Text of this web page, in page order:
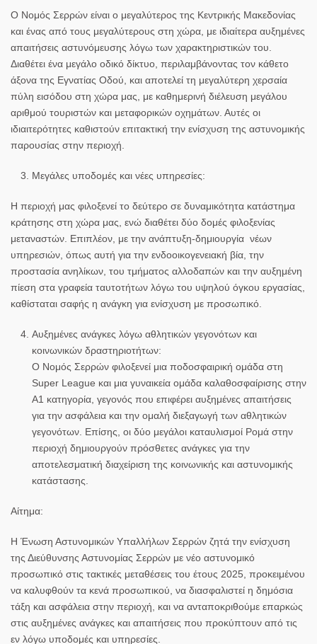
Ο Νομός Σερρών είναι ο μεγαλύτερος της Κεντρικής Μακεδονίας
και ένας από τους μεγαλύτερους στη χώρα, με ιδιαίτερα αυξημένες
απαιτήσεις αστυνόμευσης λόγω των χαρακτηριστικών του.
Διαθέτει ένα μεγάλο οδικό δίκτυο, περιλαμβάνοντας τον κάθετο
άξονα της Εγνατίας Οδού, και αποτελεί τη μεγαλύτερη χερσαία
πύλη εισόδου στη χώρα μας, με καθημερινή διέλευση μεγάλου
αριθμού τουριστών και μεταφορικών οχημάτων. Αυτές οι
ιδιαιτερότητες καθιστούν επιτακτική την ενίσχυση της αστυνομικής
παρουσίας στην περιοχή.
Μεγάλες υποδομές και νέες υπηρεσίες:
Η περιοχή μας φιλοξενεί το δεύτερο σε δυναμικότητα κατάστημα
κράτησης στη χώρα μας, ενώ διαθέτει δύο δομές φιλοξενίας
μεταναστών. Επιπλέον, με την ανάπτυξη-δημιουργία νέων
υπηρεσιών, όπως αυτή για την ενδοοικογενειακή βία, την
προστασία ανηλίκων, του τμήματος αλλοδαπών και την αυξημένη
πίεση στα γραφεία ταυτοτήτων λόγω του υψηλού όγκου εργασίας,
καθίσταται σαφής η ανάγκη για ενίσχυση με προσωπικό.
Αυξημένες ανάγκες λόγω αθλητικών γεγονότων και
κοινωνικών δραστηριοτήτων:
Ο Νομός Σερρών φιλοξενεί μια ποδοσφαιρική ομάδα στη
Super League και μια γυναικεία ομάδα καλαθοσφαίρισης στην
Α1 κατηγορία, γεγονός που επιφέρει αυξημένες απαιτήσεις
για την ασφάλεια και την ομαλή διεξαγωγή των αθλητικών
γεγονότων. Επίσης, οι δύο μεγάλοι καταυλισμοί Ρομά στην
περιοχή δημιουργούν πρόσθετες ανάγκες για την
αποτελεσματική διαχείριση της κοινωνικής και αστυνομικής
κατάστασης.
Αίτημα:
Η Ένωση Αστυνομικών Υπαλλήλων Σερρών ζητά την ενίσχυση
της Διεύθυνσης Αστυνομίας Σερρών με νέο αστυνομικό
προσωπικό στις τακτικές μεταθέσεις του έτους 2025, προκειμένου
να καλυφθούν τα κενά προσωπικού, να διασφαλιστεί η δημόσια
τάξη και ασφάλεια στην περιοχή, και να ανταποκριθούμε επαρκώς
στις αυξημένες ανάγκες και απαιτήσεις που προκύπτουν από τις
εν λόγω υποδομές και υπηρεσίες.